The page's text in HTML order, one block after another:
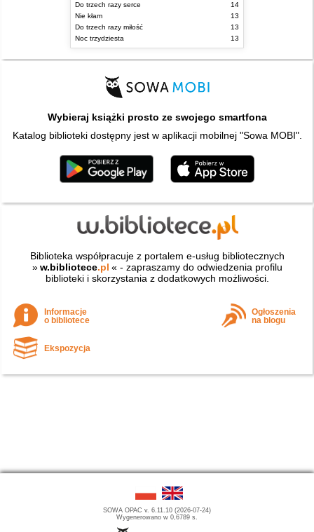
Do trzech razy serce
14
Nie kłam
13
Do trzech razy miłość
13
Noc trzydziesta
13
Wybieraj książki prosto ze swojego smartfona
Katalog biblioteki dostępny jest w aplikacji mobilnej "Sowa MOBI".
Biblioteka współpracuje z portalem e-usług bibliotecznych
» w.bibliotece.pl « - zapraszamy do odwiedzenia profilu
biblioteki i skorzystania z dodatkowych możliwości.
Informacje
o bibliotece
Ogłoszenia
na blogu
Ekspozycja
SOWA OPAC v. 6.11.10 (2026-07-24)
Wygenerowano w 0,6789 s.